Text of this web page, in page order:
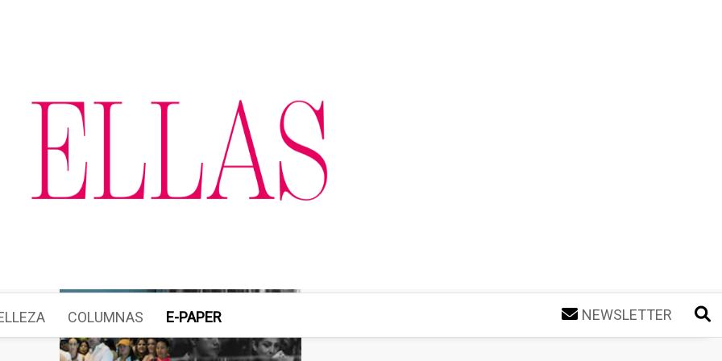
COLUMNAS E-PAPER NEWSLETTER